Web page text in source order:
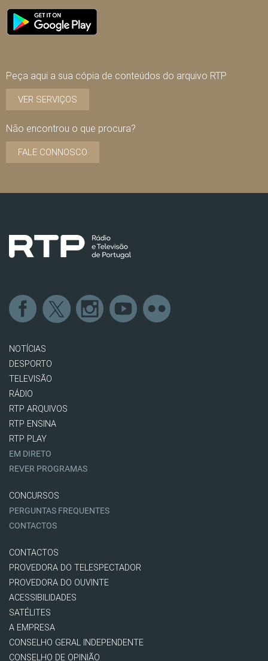
Peça aqui a sua cópia de conteúdos do arquivo RTP
VER SERVIÇOS
Não encontrou o que procura?
FALE CONNOSCO
NOTÍCIAS
DESPORTO
TELEVISÃO
RÁDIO
RTP ARQUIVOS
RTP ENSINA
RTP PLAY
EM DIRETO
REVER PROGRAMAS
CONCURSOS
PERGUNTAS FREQUENTES
CONTACTOS
CONTACTOS
PROVEDORA DO TELESPECTADOR
PROVEDORA DO OUVINTE
ACESSIBILIDADES
SATÉLITES
A EMPRESA
CONSELHO GERAL INDEPENDENTE
CONSELHO DE OPINIÃO